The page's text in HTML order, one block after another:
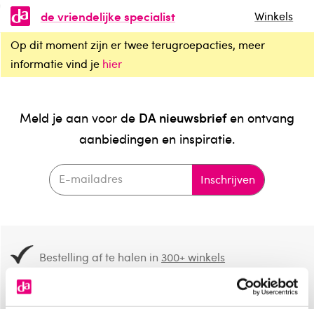
de vriendelijke specialist
Winkels
Op dit moment zijn er twee terugroepacties, meer
informatie vind je hier
Meld je aan voor de DA nieuwsbriefen ontvang
aanbiedingen en inspiratie.
Inschrijven
Bestelling af te halen in300+ winkels